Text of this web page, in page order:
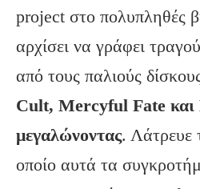
project στο πολυπληθές
αρχίσει να γράφει
από τους παλιούς
Cult, Mercyful Fate
μεγαλώνοντας. Λάτρευε
οποίο αυτά τα